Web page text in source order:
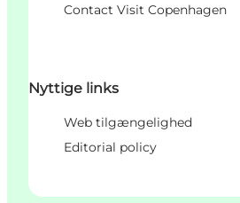
Contact Visit Copenhagen
Nyttige links
Web tilgængelighed
Editorial policy